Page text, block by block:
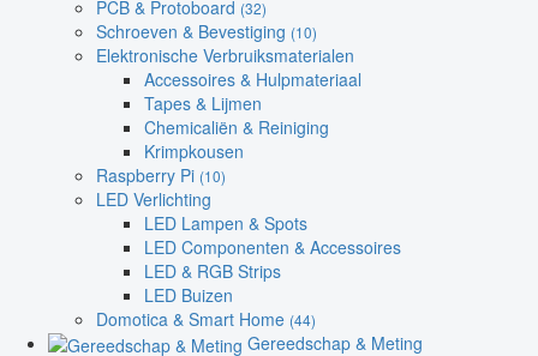
PCB & Protoboard (32)
Schroeven & Bevestiging (10)
Elektronische Verbruiksmaterialen
Accessoires & Hulpmateriaal
Tapes & Lijmen
Chemicaliën & Reiniging
Krimpkousen
Raspberry Pi (10)
LED Verlichting
LED Lampen & Spots
LED Componenten & Accessoires
LED & RGB Strips
LED Buizen
Domotica & Smart Home (44)
Gereedschap & Meting